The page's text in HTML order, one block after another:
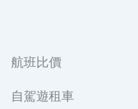
航班比價
自駕遊租車